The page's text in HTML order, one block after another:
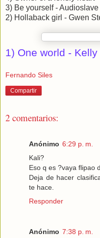
3) Be yourself - Audioslave
2) Hollaback girl - Gwen
1) One world -
Fernando Siles
Compartir
2 comentarios:
Anónimo 6:29 p. m.
Kali?
Eso q es ?vaya flipao
Deja de hacer
te hace.
Responder
Anónimo 7:38 p. m.